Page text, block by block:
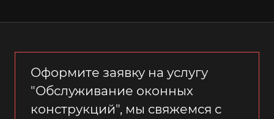
Оформите заявку на услугу
"Обслуживание оконных
конструкций", мы свяжемся с